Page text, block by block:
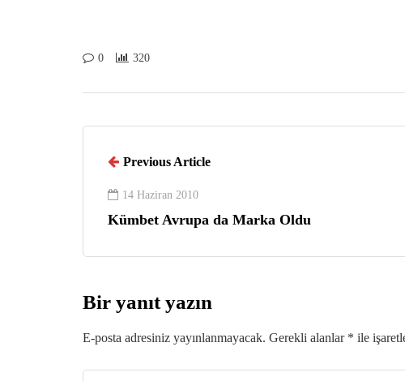
0 320
Previous Article
14 Haziran 2010
Kümbet Avrupa da Marka Oldu
Bir yanıt yazın
E-posta adresiniz yayınlanmayacak. Gerekli alanlar * ile